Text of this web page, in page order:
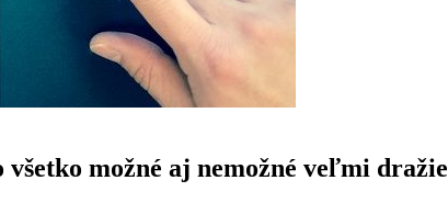
možné aj nemožné veľmi dražie